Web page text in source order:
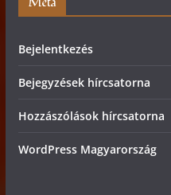
Bejelentkezés
Bejegyzések hírcsatorna
Hozzászólások hírcsatorna
WordPress Magyarország